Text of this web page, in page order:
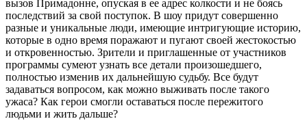
вызов Примадонне, опуская в ее адрес колкости и не боясь
последствий за свой поступок. В шоу придут совершенно
разные и уникальные люди, имеющие интригующие историю,
которые в одно время поражают и пугают своей жестокостью
и откровенностью. Зрители и приглашенные от участников
программы сумеют узнать все детали произошедшего,
полностью изменив их дальнейшую судьбу. Все будут
задаваться вопросом, как можно выживать после такого
ужаса? Как герои смогли оставаться после пережитого
людьми и жить дальше?